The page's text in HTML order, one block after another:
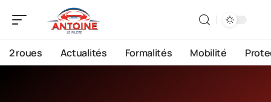
2 roues Actualités Formalités Mobilité